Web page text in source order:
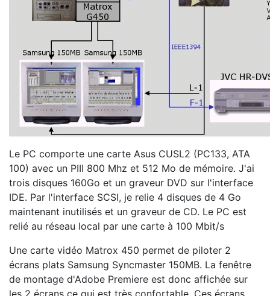
Le PC comporte une carte Asus CUSL2 (PC133, ATA
100) avec un PIII 800 Mhz et 512 Mo de mémoire. J'ai
trois disques 160Go et un graveur DVD sur l'interface
IDE. Par l'interface SCSI, je relie 4 disques de 4 Go
maintenant inutilisés et un graveur de CD. Le PC est
relié au réseau local par une carte à 100 Mbit/s
Une carte vidéo Matrox 450 permet de piloter 2
écrans plats Samsung Syncmaster 150MB. La fenêtre
de montage d'Adobe Premiere est donc affichée sur
les 2 écrans ce qui est très confortable. Ces écrans